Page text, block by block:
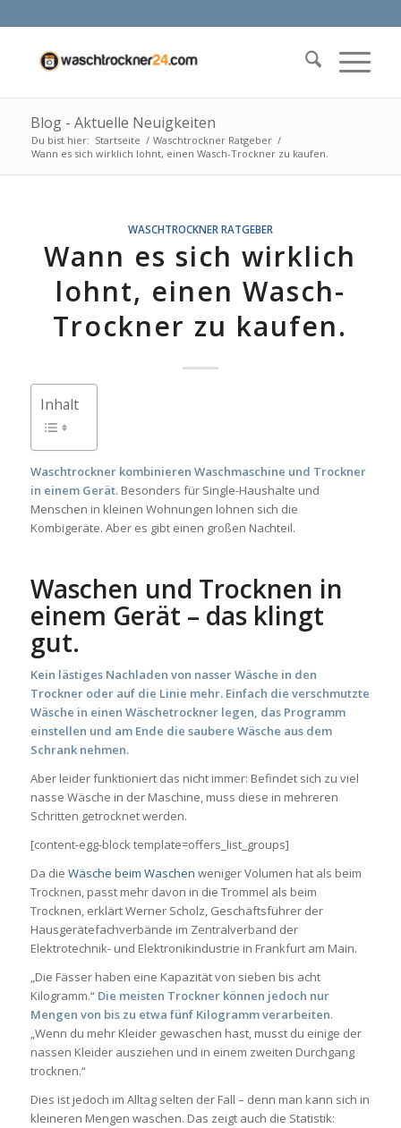
Blog - Aktuelle Neuigkeiten
Du bist hier: Startseite / Waschtrockner Ratgeber /
Wann es sich wirklich lohnt, einen Wasch-Trockner zu kaufen.
WASCHTROCKNER RATGEBER
Wann es sich wirklich
lohnt, einen Wasch-
Trockner zu kaufen.
Inhalt
Waschtrockner kombinieren Waschmaschine und Trockner
in einem Gerät. Besonders für Single-Haushalte und
Menschen in kleinen Wohnungen lohnen sich die
Kombigeräte. Aber es gibt einen großen Nachteil.
Waschen und Trocknen in
einem Gerät – das klingt
gut.
Kein lästiges Nachladen von nasser Wäsche in den
Trockner oder auf die Linie mehr. Einfach die verschmutzte
Wäsche in einen Wäschetrockner legen, das Programm
einstellen und am Ende die saubere Wäsche aus dem
Schrank nehmen.
Aber leider funktioniert das nicht immer: Befindet sich zu viel
nasse Wäsche in der Maschine, muss diese in mehreren
Schritten getrocknet werden.
[content-egg-block template=offers_list_groups]
Da die Wäsche beim Waschen weniger Volumen hat als beim
Trocknen, passt mehr davon in die Trommel als beim
Trocknen, erklärt Werner Scholz, Geschäftsführer der
Hausgerätefachverbände im Zentralverband der
Elektrotechnik- und Elektronikindustrie in Frankfurt am Main.
„Die Fässer haben eine Kapazität von sieben bis acht
Kilogramm.“ Die meisten Trockner können jedoch nur
Mengen von bis zu etwa fünf Kilogramm verarbeiten.
„Wenn du mehr Kleider gewaschen hast, musst du einige der
nassen Kleider ausziehen und in einem zweiten Durchgang
trocknen.“
Dies ist jedoch im Alltag selten der Fall – denn man kann sich in
kleineren Mengen waschen. Das zeigt auch die Statistik: